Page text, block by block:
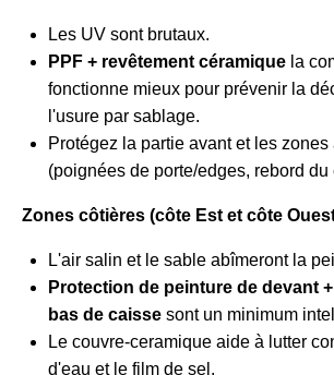
Les UV sont brutaux.
PPF + revêtement céramique la
fonctionne mieux pour prévenir la
l'usure par sablage.
Protégez la partie avant et les
(poignées de porte/edges, rebord du
Zones côtières (côte Est et côte
L'air salin et le sable abîmeront la
Protection de peinture de devant
bas de caisse sont un minimum
Le couvre-ceramique aide à lutter
d'eau et le film de sel.